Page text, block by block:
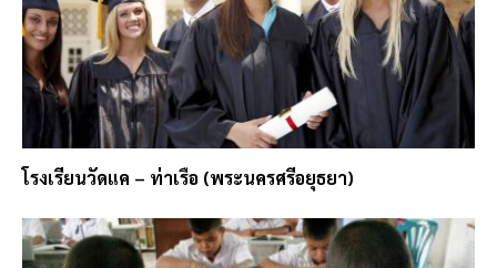
โรงเรียนวัดแค – ท่าเรือ (พระนครศรีอยุธยา)